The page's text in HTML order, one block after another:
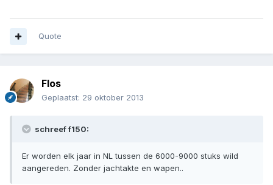
Quote
Flos
Geplaatst: 29 oktober 2013
schreef f150:
Er worden elk jaar in NL tussen de 6000-9000 stuks wild
aangereden. Zonder jachtakte en wapen..